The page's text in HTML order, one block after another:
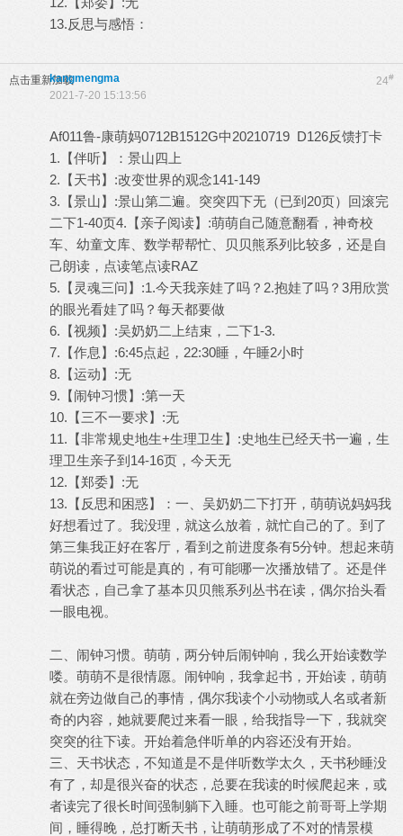
13.反思与感悟：
点击重新加载 24#
kangmengma
2021-7-20 15:13:56
Af011鲁-康萌妈0712B1512G中20210719 D126反馈打卡
1.【伴听】：景山四上
2.【天书】:改变世界的观念141-149
3.【景山】:景山第二遍。突突四下无（已到20页）回滚完
二下1-40页4.【亲子阅读】:萌萌自己随意翻看，神奇校
车、幼童文库、数学帮帮忙、贝贝熊系列比较多，还是自
己朗读，点读笔点读RAZ
5.【灵魂三问】:1.今天我亲娃了吗？2.抱娃了吗？3用欣赏
的眼光看娃了吗？每天都要做
6.【视频】:吴奶奶二上结束，二下1-3.
7.【作息】:6:45点起，22:30睡，午睡2小时
8.【运动】:无
9.【闹钟习惯】:第一天
10.【三不一要求】:无
11.【非常规史地生+生理卫生】:史地生已经天书一遍，生
理卫生亲子到14-16页，今天无
12.【郑委】:无
13.【反思和困惑】：一、吴奶奶二下打开，萌萌说妈妈我
好想看过了。我没理，就这么放着，就忙自己的了。到了
第三集我正好在客厅，看到之前进度条有5分钟。想起来萌
萌说的看过可能是真的，有可能哪一次播放错了。还是伴
看状态，自己拿了基本贝贝熊系列丛书在读，偶尔抬头看
一眼电视。
二、闹钟习惯。萌萌，两分钟后闹钟响，我么开始读数学
喽。萌萌不是很情愿。闹钟响，我拿起书，开始读，萌萌
就在旁边做自己的事情，偶尔我读个小动物或人名或者新
奇的内容，她就要爬过来看一眼，给我指导一下，我就突
突突的往下读。开始着急伴听单的内容还没有开始。
三、天书状态，不知道是不是伴听数学太久，天书秒睡没
有了，却是很兴奋的状态，总要在我读的时候爬起来，或
者读完了很长时间强制躺下入睡。也可能之前哥哥上学期
间，睡得晚，总打断天书，让萌萌形成了不对的情景模